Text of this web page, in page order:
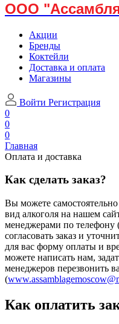
ООО
Акции
Бренды
Коктейли
Доставка и оплата
Магазины
Войти Регистрация
0
0
0
Главная
Оплата и доставка
Как сделать заказ?
Вы можете
вид алкоголя на нашем
менеджерами по телефону
согласовать заказ и
для вас форму оплаты и
можете написать нам,
менеджеров перезвонить
(
Как оплатить